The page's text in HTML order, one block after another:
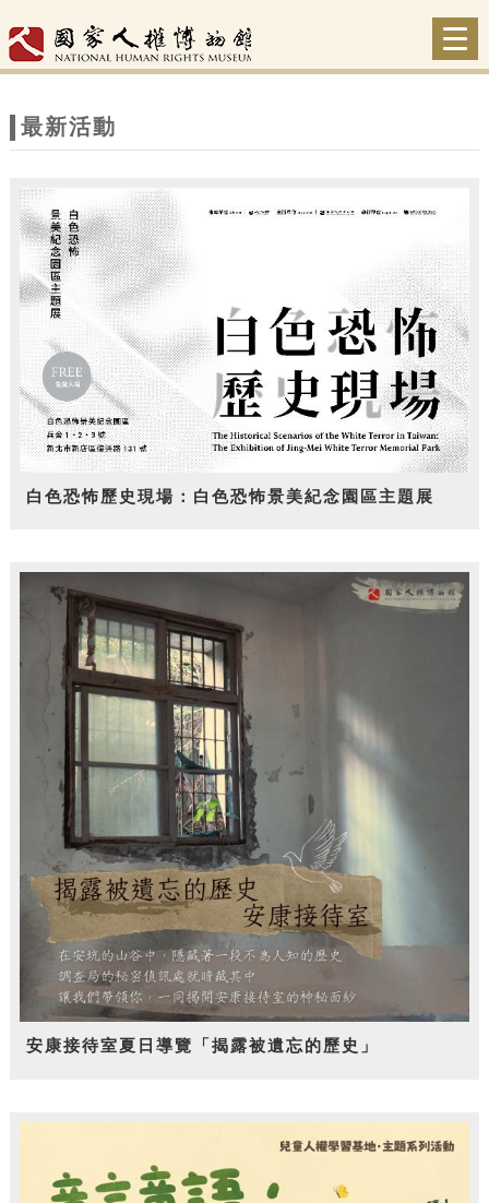
站
題
最新活動
白色恐怖歷史現場：白色恐怖景美紀念園區主題展
安康接待室夏日導覽「揭露被遺忘的歷史」